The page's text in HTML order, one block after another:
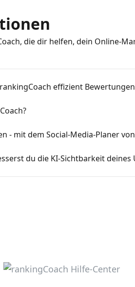
die dir helfen, dein Online-
effizient
- mit dem Social-Media-Planer
du die KI-Sichtbarkeit